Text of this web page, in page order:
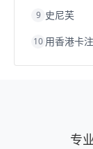
9 史尼芙
10 用香港卡
专